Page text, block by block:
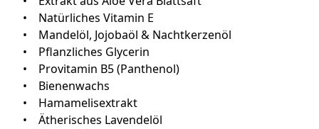
• Natürliches Vitamin E
• Mandelöl, Jojobaöl & Nachtkerzenöl
• Pflanzliches Glycerin
• Provitamin B5 (Panthenol)
• Bienenwachs
• Hamamelisextrakt
• Ätherisches Lavendelöl